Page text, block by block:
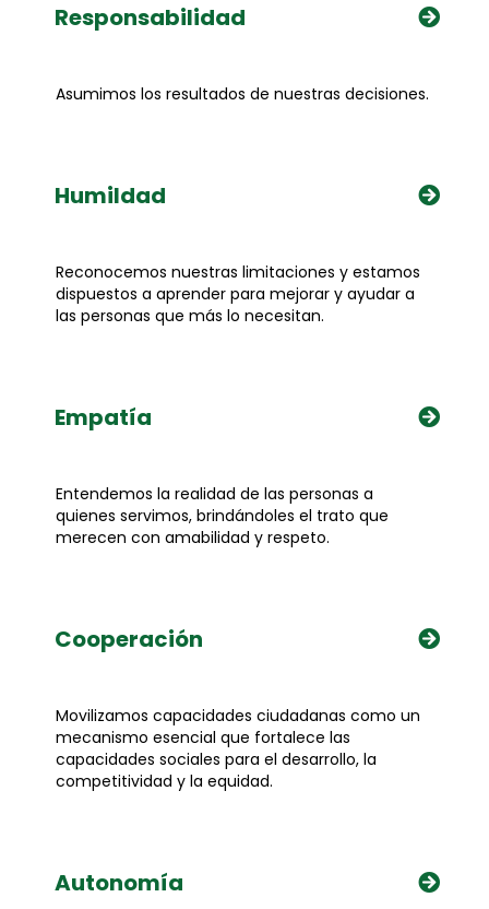
Responsabilidad
Asumimos los resultados de nuestras decisiones.
Humildad
Reconocemos nuestras limitaciones y estamos
dispuestos a aprender para mejorar y ayudar a
las personas que más lo necesitan.
Empatía
Entendemos la realidad de las personas a
quienes servimos, brindándoles el trato que
merecen con amabilidad y respeto.
Cooperación
Movilizamos capacidades ciudadanas como un
mecanismo esencial que fortalece las
capacidades sociales para el desarrollo, la
competitividad y la equidad.
Autonomía